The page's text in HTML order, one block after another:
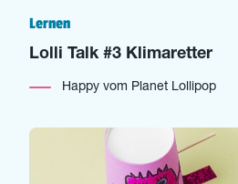
Lernen
Lolli Talk #3 Klimaretter
Happy vom Planet Lollipop